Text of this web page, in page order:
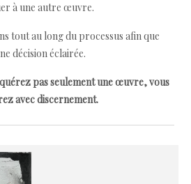
à une autre œuvre.
tout au long du processus afin que
décision éclairée.
pas seulement une œuvre, vous
avec discernement.